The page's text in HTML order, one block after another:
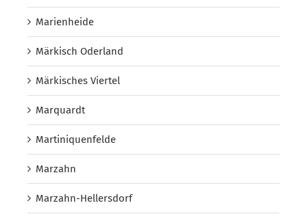
Marienheide
Märkisch Oderland
Märkisches Viertel
Marquardt
Martiniquenfelde
Marzahn
Marzahn-Hellersdorf